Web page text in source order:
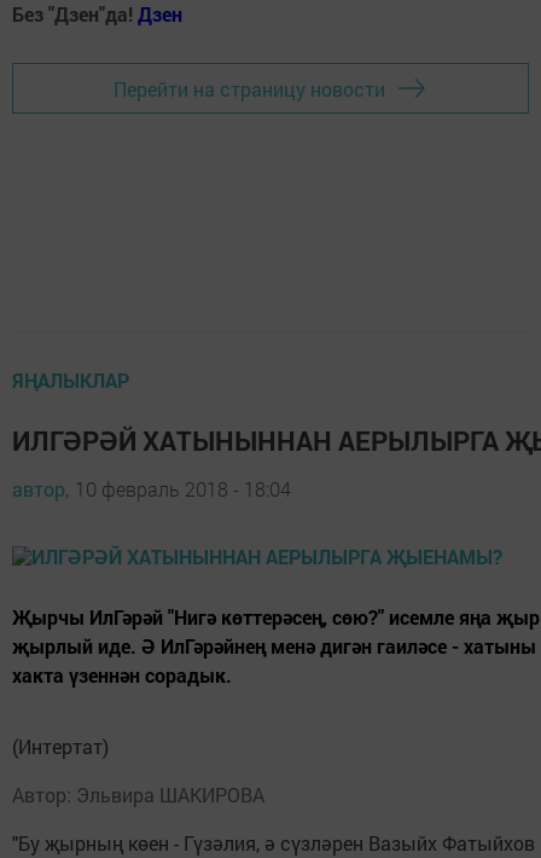
Без "Дзен"да! Дзен
Перейти на страницу новости
ЯҢАЛЫКЛАР
ИЛГӘРӘЙ ХАТЫНЫННАН АЕРЫЛЫРГА
автор, 10 февраль 2018 - 18:04
Җырчы ИлГәрәй "Нигә көттерәсең, сөю?" исемле яңа
җырлый иде. Ә ИлГәрәйнең менә дигән гаиләсе -
хакта үзеннән сорадык.
(Интертат)
Автор: Эльвира ШАКИРОВА
"Бу җырның көен - Гүзәлия, ә сүзләрен Вазыйх